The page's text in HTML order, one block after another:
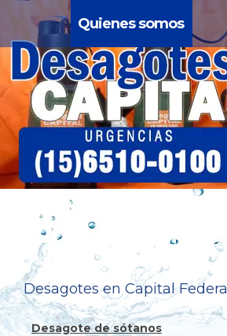
Quienes somos
Desagotes en Capital Federal
Desagote de sótanos